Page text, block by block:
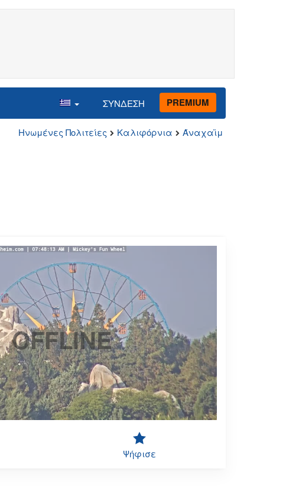
ΣΥΝΔΕΣΗ PREMIUM
Ηνωμένες Πολιτείες Καλιφόρνια Άναχαϊμ
OFFLINE
Ψήφισε